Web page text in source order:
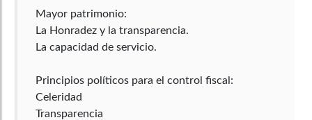
Mayor patrimonio:
La Honradez y la transparencia.
La capacidad de servicio.
Principios políticos para el control fiscal:
Celeridad
Transparencia